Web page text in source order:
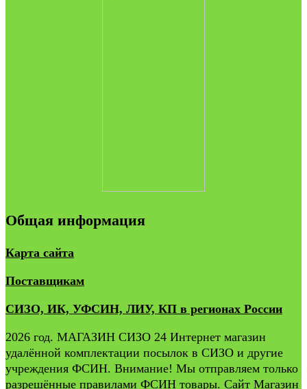
Общая информация
Карта сайта
Поставщикам
СИЗО, ИК, УФСИН, ЛИУ, КП в регионах России
2026 год. МАГАЗИН СИЗО 24 Интернет магазин
удалённой комплектации посылок в СИЗО и другие
учреждения ФСИН. Внимание! Мы отправляем только
разрешённые правилами ФСИН товары. Сайт Магазин